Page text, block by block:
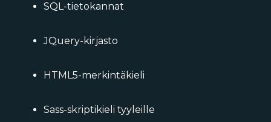
SQL-tietokannat
JQuery-kirjasto
HTML5-merkintäkieli
Sass-skriptikieli tyyleille